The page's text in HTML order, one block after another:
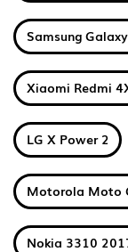
Samsung
Xiaomi Redmi
LG X Power 2
Motorola Moto
Nokia 3310